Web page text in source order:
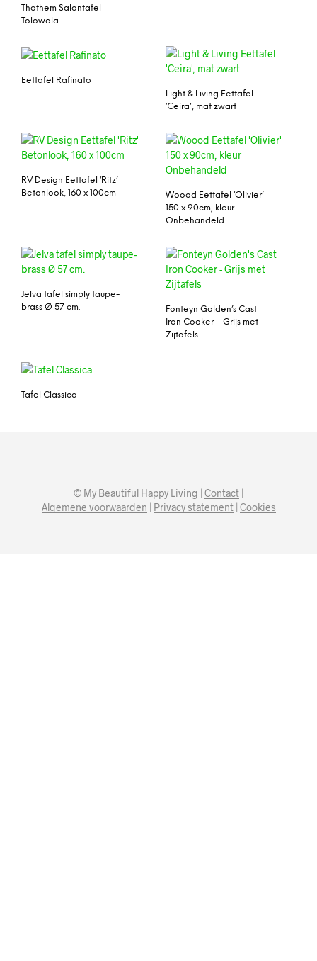
Thothem Salontafel
Tolowala
Eettafel Rafinato
Light & Living Eettafel
‘Ceira’, mat zwart
RV Design Eettafel ‘Ritz’
Betonlook, 160 x 100cm
Woood Eettafel ‘Olivier’
150 x 90cm, kleur
Onbehandeld
Jelva tafel simply taupe-
brass Ø 57 cm.
Fonteyn Golden’s Cast
Iron Cooker – Grijs met
Zijtafels
Tafel Classica
© My Beautiful Happy Living | Contact |
Algemene voorwaarden | Privacy statement| Cookies